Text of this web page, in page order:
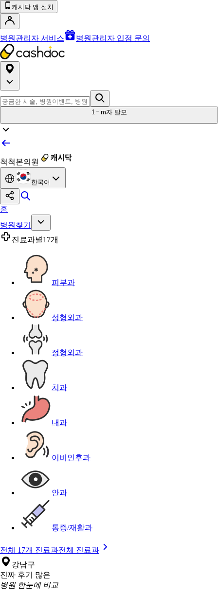
캐시닥 앱 설치
병원관리자 서비스 병원관리자 입점 문의
1 m자 탈모
척척본의원
한국어
홈
병원찾기
진료과별17개
피부과
성형외과
정형외과
치과
내과
이비인후과
안과
통증/재활과
전체 17개 진료과전체 진료과
강남구
진짜 후기 많은
병원 한눈에 비교